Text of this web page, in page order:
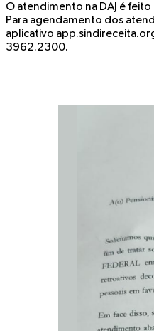
O atendimento na DAJ é
Para agendamento dos
aplicativo
3962.2300.